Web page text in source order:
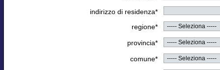
indirizzo di residenza*
regione*
provincia*
comune*